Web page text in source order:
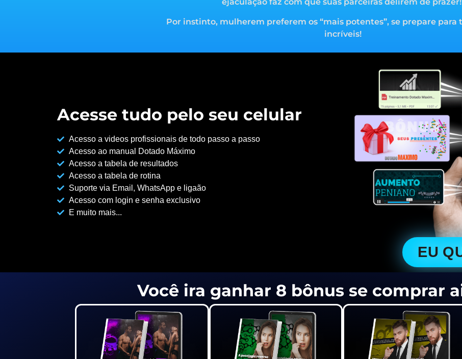
Por instinto, mulherem preferem os “mais potentes”, se prepare para
incríveis!
Acesse tudo pelo seu celular
Acesso a videos profissionais de todo passo a passo
Acesso ao manual Dotado Máximo
Acesso a tabela de resultados
Acesso a tabela de rotina
Suporte via Email, WhatsApp e ligaão
Acesso com login e senha exclusivo
E muito mais...
EU
Você ira ganhar 8 bônus se comprar